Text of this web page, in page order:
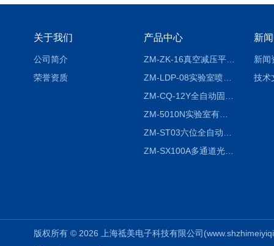
关于我们
公司简介
荣誉资质
产品中心
ZM-ZK-16真空减压平行浓缩仪
ZM-LDP-08实验室喷雾冷冻干燥机
ZM-5010N实验室有机溶剂喷雾干燥机
ZM-SX100A多通道光催化反应仪
新
新闻
技术
版权所有 © 2026 上海祗美电子科技有限公司